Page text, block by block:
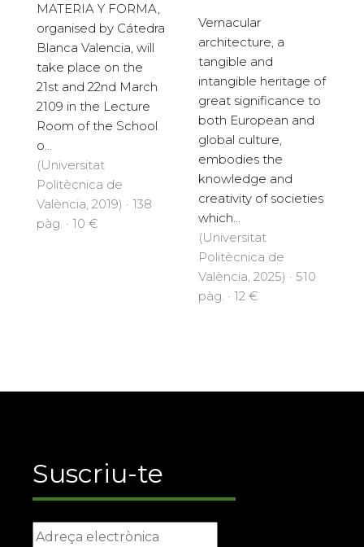
MATERIA Y FORMA,
organised by Cátedra
Blanca Valencia, will
take place on the
21st and 22nd March
2109 in the Lecture
Room of the School
o...
(Universitat
Politècnica de
València, 2019) · 138
pàg. · 10 €
Vernacular
architecture, a
tangible and
intangible heritage of
great significance to
both European and
global culture,
embodies the
knowledge and
creativity of societies
which...
(Universitat
Politècnica de
València, 2025) · 510
pàg. · 12 €
Suscriu-te